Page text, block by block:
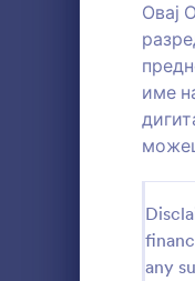
Овај
име
any
Обрасци за
Обрасци за
Обрасци за
Обрасци за